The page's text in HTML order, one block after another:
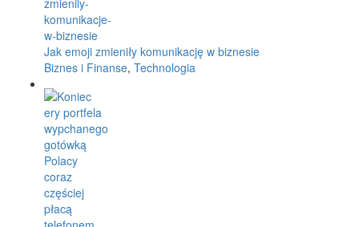
Jak emoji zmieniły komunikację w biznesie
Biznes i Finanse, Technologia